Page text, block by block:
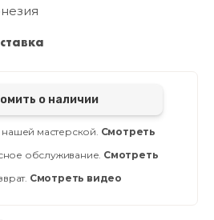
о наличии
нашей мастерской. Смотреть
обслуживание. Смотреть
Смотреть видео